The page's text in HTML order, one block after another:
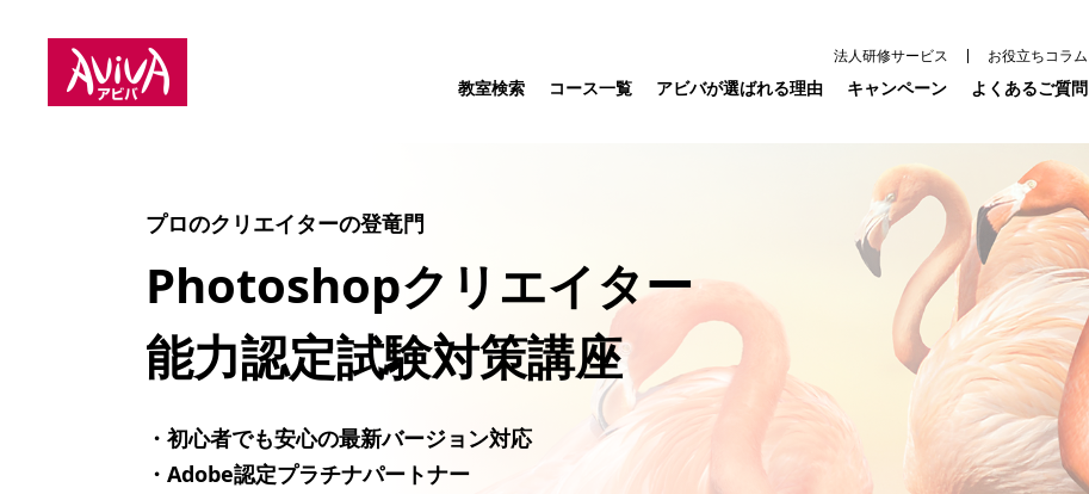
法人研修サービス お役立ちコラム
教室検索 コース一覧 アビバが選ばれる理由 キャンペーン よくあるご質問
プロのクリエイターの登竜門
Photoshopクリエイター
能力認定試験対策講座
・初心者でも安心の最新バージョン対応
・Adobe認定プラチナパートナー